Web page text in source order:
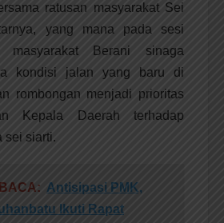
ratusan masyarakat Sei
yang mana pada sesi
masyarakat Berani sinaga
kondisi jalan yang baru di
rombongan menjadi prioritas
Kepala Daerah terhadap
sei siarti.
Antisipasi PMK,
Ikuti Rapat